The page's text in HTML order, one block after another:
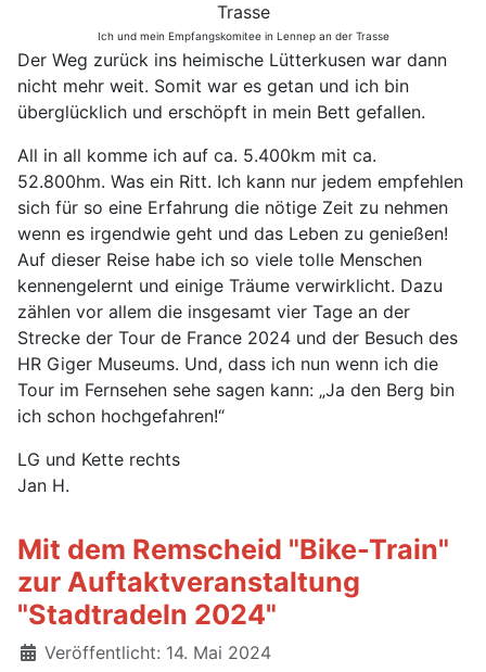
Trasse
Ich und mein Empfangskomitee in Lennep an der Trasse
Der Weg zurück ins heimische Lütterkusen war dann
nicht mehr weit. Somit war es getan und ich bin
überglücklich und erschöpft in mein Bett gefallen.
All in all komme ich auf ca. 5.400km mit ca.
52.800hm. Was ein Ritt. Ich kann nur jedem empfehlen
sich für so eine Erfahrung die nötige Zeit zu nehmen
wenn es irgendwie geht und das Leben zu genießen!
Auf dieser Reise habe ich so viele tolle Menschen
kennengelernt und einige Träume verwirklicht. Dazu
zählen vor allem die insgesamt vier Tage an der
Strecke der Tour de France 2024 und der Besuch des
HR Giger Museums. Und, dass ich nun wenn ich die
Tour im Fernsehen sehe sagen kann: „Ja den Berg bin
ich schon hochgefahren!“
LG und Kette rechts
Jan H.
Mit dem Remscheid "Bike-Train"
zur Auftaktveranstaltung
"Stadtradeln 2024"
Details
Veröffentlicht: 14. Mai 2024